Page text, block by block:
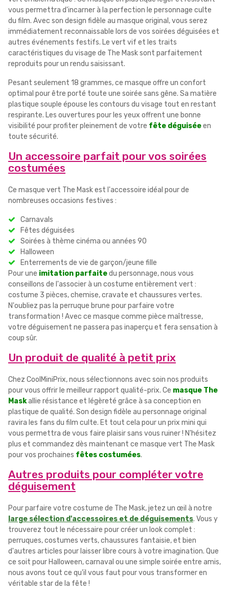
vous permettra d'incarner à la perfection le personnage culte
du film. Avec son design fidèle au masque original, vous serez
immédiatement reconnaissable lors de vos soirées déguisées et
autres événements festifs. Le vert vif et les traits
caractéristiques du visage de The Mask sont parfaitement
reproduits pour un rendu saisissant.
Pesant seulement 18 grammes, ce masque offre un confort
optimal pour être porté toute une soirée sans gêne. Sa matière
plastique souple épouse les contours du visage tout en restant
respirante. Les ouvertures pour les yeux offrent une bonne
visibilité pour profiter pleinement de votre fête déguiséeen
toute sécurité.
Un accessoire parfait pour vos soirées
costumées
Ce masque vert The Mask est l'accessoire idéal pour de
nombreuses occasions festives :
Carnavals
Fêtes déguisées
Soirées à thème cinéma ou années 90
Halloween
Enterrements de vie de garçon/jeune fille
Pour une imitation parfaitedu personnage, nous vous
conseillons de l'associer à un costume entièrement vert :
costume 3 pièces, chemise, cravate et chaussures vertes.
N'oubliez pas la perruque brune pour parfaire votre
transformation ! Avec ce masque comme pièce maîtresse,
votre déguisement ne passera pas inaperçu et fera sensation à
coup sûr.
Un produit de qualité à petit prix
Chez CoolMiniPrix, nous sélectionnons avec soin nos produits
pour vous offrir le meilleur rapport qualité-prix. Ce masque The
Maskallie résistance et légèreté grâce à sa conception en
plastique de qualité. Son design fidèle au personnage original
ravira les fans du film culte. Et tout cela pour un prix mini qui
vous permettra de vous faire plaisir sans vous ruiner ! N'hésitez
plus et commandez dès maintenant ce masque vert The Mask
pour vos prochaines fêtes costumées.
Autres produits pour compléter votre
déguisement
Pour parfaire votre costume de The Mask, jetez un œil à notre
large sélection d'accessoires et de déguisements. Vous y
trouverez tout le nécessaire pour créer un look complet :
perruques, costumes verts, chaussures fantaisie, et bien
d'autres articles pour laisser libre cours à votre imagination. Que
ce soit pour Halloween, carnaval ou une simple soirée entre amis,
nous avons tout ce qu'il vous faut pour vous transformer en
véritable star de la fête !